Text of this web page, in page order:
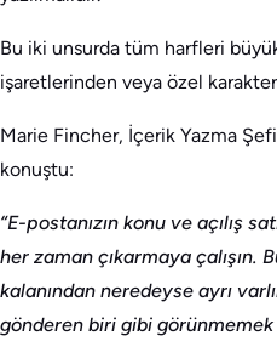
Bu iki unsurda tüm harfleri
işaretlerinden veya özel
Marie Fincher, İçerik Yazma Şefi
konuştu:
“E-postanızın konu ve açılış
her zaman çıkarmaya çalışın.
kalanından neredeyse ayrı
gönderen biri gibi